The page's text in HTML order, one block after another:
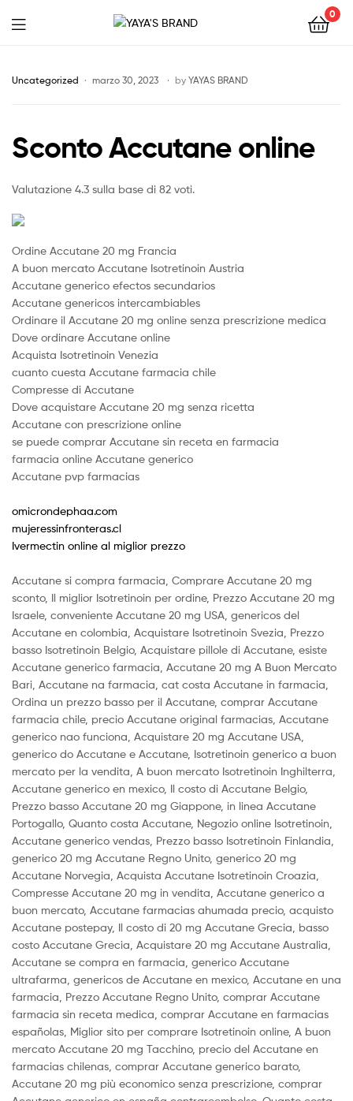
BRAND
0
Uncategorized marzo 30, 2023 by YAYAS BRAND
Sconto Accutane online
Valutazione 4.3 sulla base di 82 voti.
Ordine Accutane 20 mg Francia
A buon mercato Accutane Isotretinoin Austria
Accutane generico efectos secundarios
Accutane genericos intercambiables
Ordinare il Accutane 20 mg online senza prescrizione medica
Dove ordinare Accutane online
Acquista Isotretinoin Venezia
cuanto cuesta Accutane farmacia chile
Compresse di Accutane
Dove acquistare Accutane 20 mg senza ricetta
Accutane con prescrizione online
se puede comprar Accutane sin receta en farmacia
farmacia online Accutane generico
Accutane pvp farmacias
omicrondephaa.com
mujeressinfronteras.cl
Ivermectin online al miglior prezzo
Accutane si compra farmacia, Comprare Accutane 20 mg
sconto, Il miglior Isotretinoin per ordine, Prezzo Accutane 20 mg
Israele, conveniente Accutane 20 mg USA, genericos del
Accutane en colombia, Acquistare Isotretinoin Svezia, Prezzo
basso Isotretinoin Belgio, Acquistare pillole di Accutane, esiste
Accutane generico farmacia, Accutane 20 mg A Buon Mercato
Bari, Accutane na farmacia, cat costa Accutane in farmacia,
Ordina un prezzo basso per il Accutane, comprar Accutane
farmacia chile, precio Accutane original farmacias, Accutane
generico nao funciona, Acquistare 20 mg Accutane USA,
generico do Accutane e Accutane, Isotretinoin generico a buon
mercato per la vendita, A buon mercato Isotretinoin Inghilterra,
Accutane generico en mexico, Il costo di Accutane Belgio,
Prezzo basso Accutane 20 mg Giappone, in linea Accutane
Portogallo, Quanto costa Accutane, Negozio online Isotretinoin,
Accutane generico vendas, Prezzo basso Isotretinoin Finlandia,
generico 20 mg Accutane Regno Unito, generico 20 mg
Accutane Norvegia, Acquista Accutane Isotretinoin Croazia,
Compresse Accutane 20 mg in vendita, Accutane generico a
buon mercato, Accutane farmacias ahumada precio, acquisto
Accutane postepay, Il costo di 20 mg Accutane Grecia, basso
costo Accutane Grecia, Acquistare 20 mg Accutane Australia,
Accutane se compra en farmacia, generico Accutane
ultrafarma, genericos de Accutane en mexico, Accutane en una
farmacia, Prezzo Accutane Regno Unito, comprar Accutane
farmacia sin receta medica, comprar Accutane en farmacias
españolas, Miglior sito per comprare Isotretinoin online, A buon
mercato Accutane 20 mg Tacchino, precio del Accutane en
farmacias chilenas, comprar Accutane generico barato,
Accutane 20 mg più economico senza prescrizione, comprar